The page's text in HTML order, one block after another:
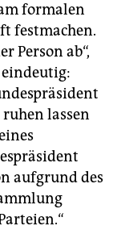
formalen
festmachen.
Person ab“,
lassen
aufgrund des